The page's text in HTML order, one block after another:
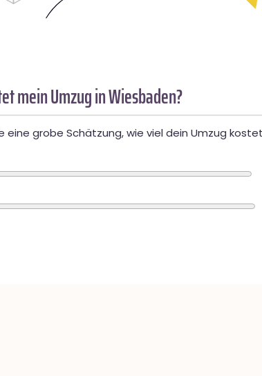
mein Umzug in Wiesbaden?
grobe Schätzung, wie viel dein Umzug